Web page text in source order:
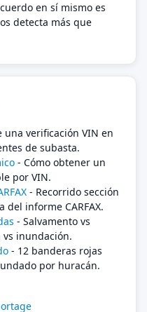
en sí mismo es
detecta más que
una verificación VIN en
de subasta.
- Cómo obtener un
por VIN.
- Recorrido sección
del informe CARFAX.
- Salvamento vs
inundación.
- 12 banderas rojas
por huracán.